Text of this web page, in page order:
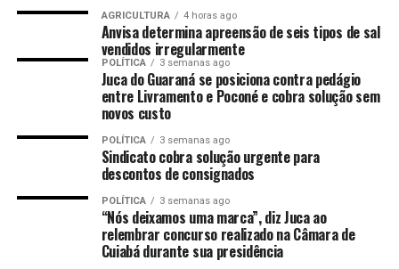
elevados. No entanto, ao longo do ciclo agrícola, os
preços caíram drasticamente, resultando em perdas
significativas de rentabilidade. Os principais pontos
Aumento da inadimplência, que chega a 13% na
média geral do país.
Produtores sem arrendamento enfrentam quase
9% de inadimplência.
Os altos custos de produção e a queda nos preços
impactaram a rentabilidade.
AGRICULTURA 4 horas ago
Anvisa determina apreensão de seis tipos de sal
vendidos irregularmente
POLÍTICA 3 semanas ago
Juca do Guaraná se posiciona contra pedágio
entre Livramento e Poconé e cobra solução sem
novos custo
POLÍTICA 3 semanas ago
Sindicato cobra solução urgente para
descontos de consignados
POLÍTICA 3 semanas ago
“Nós deixamos uma marca”, diz Juca ao
relembrar concurso realizado na Câmara de
Cuiabá durante sua presidência